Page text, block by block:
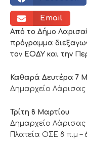
Email
Από το Δήμο
πρόγραμμα
τον ΕΟΔΥ και την
Καθαρά Δευτέρα 7
Δημαρχείο Λάρισας
Τρίτη 8 Μαρτίου
Δημαρχείο Λάρισας
Πλατεία ΟΣΕ 8 π.μ –